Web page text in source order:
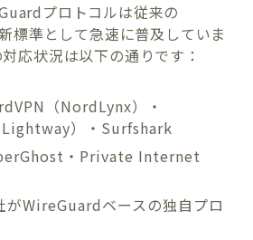
プロトコルは従来の
標準として急速に普及していま
応状況は以下の通りです：
（NordLynx）・
Lightway）・Surfshark
・Private Internet
がWireGuardベースの独自プロ